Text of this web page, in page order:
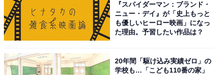
『スパイダーマン：ブランド・
ニュー・デイ』が「史上もっと
も優しいヒーロー映画」になっ
た理由。予習したい作品は？
20年間「駆け込み実績ゼロ」の
学校も…「こども110番の家」